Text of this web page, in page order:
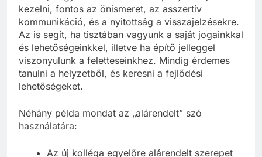
Ahhoz, hogy az alárendelt szerepet jól tudjuk
kezelni, fontos az önismeret, az asszertív
kommunikáció, és a nyitottság a visszajelzésekre.
Az is segít, ha tisztában vagyunk a saját jogainkkal
és lehetőségeinkkel, illetve ha építő jelleggel
viszonyulunk a feletteseinkhez. Mindig érdemes
tanulni a helyzetből, és keresni a fejlődési
Néhány példa mondat az „alárendelt” szó